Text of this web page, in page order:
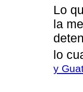
Lo
la
lo
y